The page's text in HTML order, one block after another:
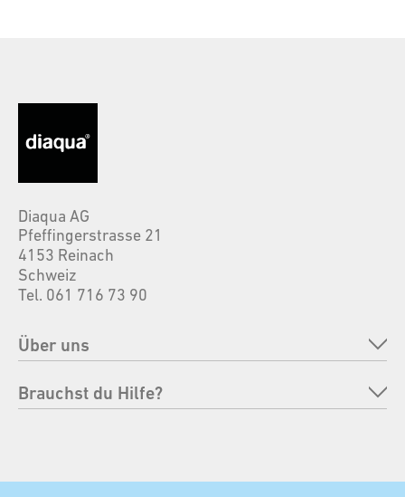
Vorname *
Nachname *
Zusatz Name
Diaqua AG
Pfeffingerstrasse 21
4153 Reinach
Schweiz
Tel. 061 716 73 90
Über uns
Unternehmen
Brauchst du Hilfe?